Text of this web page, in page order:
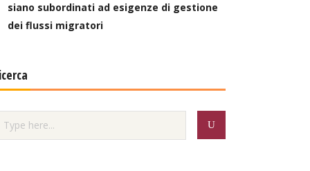
siano subordinati ad esigenze di gestione
dei flussi migratori